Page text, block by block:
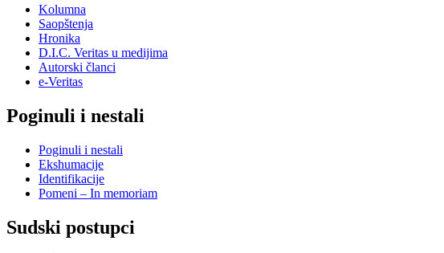
Kolumna
Saopštenja
Hronika
D.I.C. Veritas u medijima
Autorski članci
e-Veritas
Poginuli i nestali
Poginuli i nestali
Ekshumacije
Identifikacije
Pomeni – In memoriam
Sudski postupci